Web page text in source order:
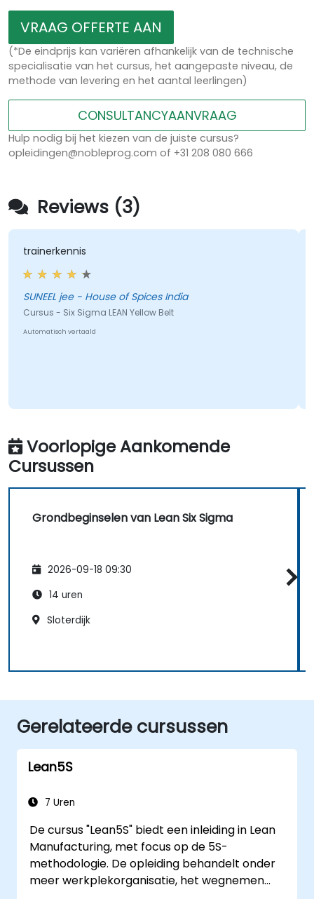
VRAAG OFFERTE AAN
(*De eindprijs kan variëren afhankelijk van de technische
specialisatie van het cursus, het aangepaste niveau, de
methode van levering en het aantal leerlingen)
CONSULTANCYAANVRAAG
Hulp nodig bij het kiezen van de juiste cursus?
opleidingen@nobleprog.com of +31 208 080 666
Reviews (3)
trainerkennis
SUNEEL jee - House of Spices India
Cursus - Six Sigma LEAN Yellow Belt
Automatisch vertaald
Voorlopige Aankomende
Cursussen
Grondbeginselen van Lean Six Sigma
2026-09-18 09:30
14 uren
Sloterdijk
Gerelateerde cursussen
Lean5S
7 Uren
De cursus "Lean5S" biedt een inleiding in Lean
Manufacturing, met focus op de 5S-
methodologie. De opleiding behandelt onder
meer werkplekorganisatie, het wegnemen